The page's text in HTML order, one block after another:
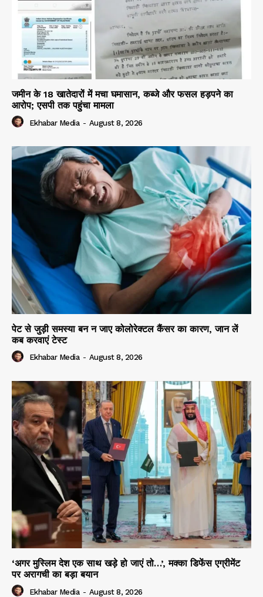
जमीन के 18 खातेदारों में मचा घमासान, कब्जे और फसल हड़पने का
आरोप; एसपी तक पहुंचा मामला
Ekhabar Media - August 8, 2026
पेट से जुड़ी समस्या बन न जाए कोलोरेक्टल कैंसर का कारण, जान लें
कब करवाएं टेस्ट
Ekhabar Media - August 8, 2026
‘अगर मुस्लिम देश एक साथ खड़े हो जाएं तो…’, मक्का डिफेंस एग्रीमेंट
पर अरागची का बड़ा बयान
Ekhabar Media - August 8, 2026